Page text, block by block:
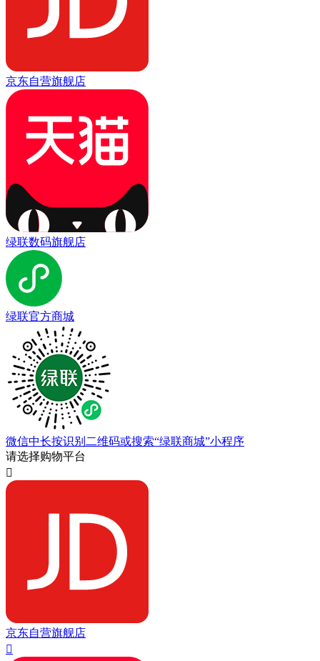
京东自营旗舰店
绿联数码旗舰店
绿联官方商城
微信中长按识别二维码或搜索“绿联商城”小程序
请选择购物平台

京东自营旗舰店
